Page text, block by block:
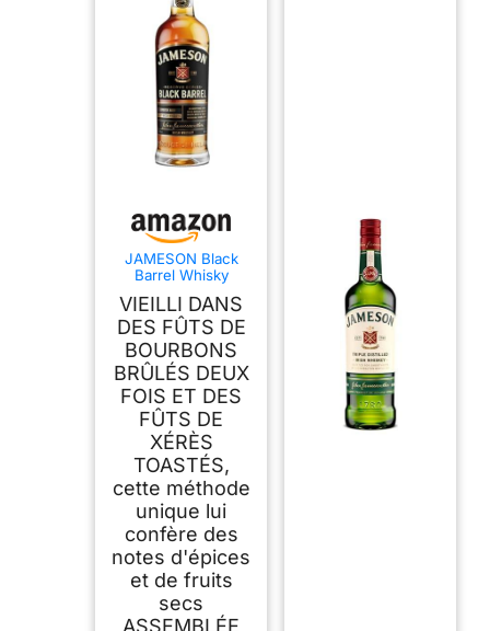
JAMESON Black
Barrel Whisky
VIEILLI DANS
DES FÛTS DE
BOURBONS
BRÛLÉS DEUX
FOIS ET DES
FÛTS DE
XÉRÈS
TOASTÉS,
cette méthode
unique lui
confère des
notes d'épices
et de fruits
secs
ASSEMBLÉE